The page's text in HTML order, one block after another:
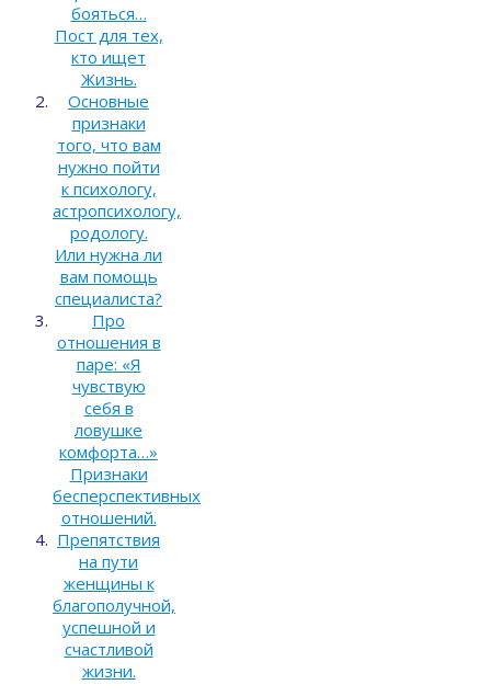
бояться…
Пост для тех,
кто ищет
Жизнь.
Основные
признаки
того, что вам
нужно пойти
к психологу,
астропсихологу,
родологу.
Или нужна ли
вам помощь
специалиста?
Про
отношения в
паре: «Я
чувствую
себя в
ловушке
комфорта…»
Признаки
бесперспективных
отношений.
Препятствия
на пути
женщины к
благополучной,
успешной и
счастливой
жизни.